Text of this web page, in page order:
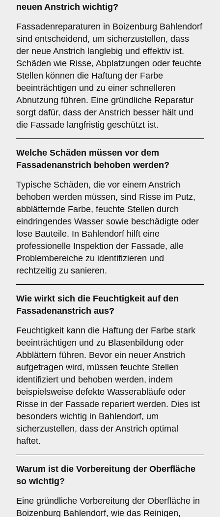
neuen Anstrich wichtig?
Fassadenreparaturen in Boizenburg Bahlendorf
sind entscheidend, um sicherzustellen, dass
der neue Anstrich langlebig und effektiv ist.
Schäden wie Risse, Abplatzungen oder feuchte
Stellen können die Haftung der Farbe
beeinträchtigen und zu einer schnelleren
Abnutzung führen. Eine gründliche Reparatur
sorgt dafür, dass der Anstrich besser hält und
die Fassade langfristig geschützt ist.
Welche Schäden müssen vor dem
Fassadenanstrich behoben werden?
Typische Schäden, die vor einem Anstrich
behoben werden müssen, sind Risse im Putz,
abblätternde Farbe, feuchte Stellen durch
eindringendes Wasser sowie beschädigte oder
lose Bauteile. In Bahlendorf hilft eine
professionelle Inspektion der Fassade, alle
Problembereiche zu identifizieren und
rechtzeitig zu sanieren.
Wie wirkt sich die Feuchtigkeit auf den
Fassadenanstrich aus?
Feuchtigkeit kann die Haftung der Farbe stark
beeinträchtigen und zu Blasenbildung oder
Abblättern führen. Bevor ein neuer Anstrich
aufgetragen wird, müssen feuchte Stellen
identifiziert und behoben werden, indem
beispielsweise defekte Wasserabläufe oder
Risse in der Fassade repariert werden. Dies ist
besonders wichtig in Bahlendorf, um
sicherzustellen, dass der Anstrich optimal
haftet.
Warum ist die Vorbereitung der Oberfläche
so wichtig?
Eine gründliche Vorbereitung der Oberfläche in
Boizenburg Bahlendorf, wie das Reinigen,